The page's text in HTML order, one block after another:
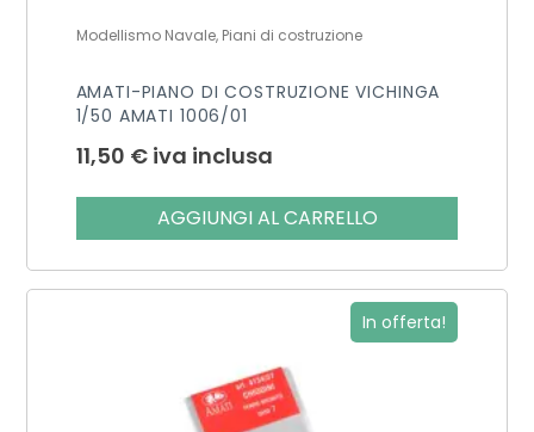
Modellismo Navale, Piani di costruzione
AMATI-PIANO DI COSTRUZIONE VICHINGA
1/50 AMATI 1006/01
11,50 € iva inclusa
AGGIUNGI AL CARRELLO
In offerta!